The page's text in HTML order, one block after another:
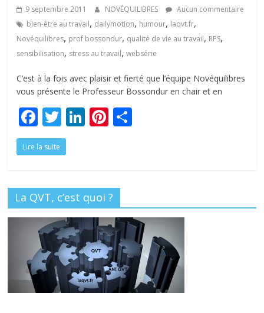
9 septembre 2011 NOVÉQUILIBRES
Aucun commentaire
bien-être au travail, dailymotion, humour, laqvt.fr,
Novéquilibres, prof bossondur, qualité de vie au travail, RPS,
sensibilisation, stress au travail,websérie
C’est à la fois avec plaisir et fierté que l’équipe Novéquilibres
vous présente le Professeur Bossondur en chair et en
F
ac
e
o
o
k
T
w
itt
Li
dI
n
Pi
st
Lire la suite
La QVT, c’est quoi ?